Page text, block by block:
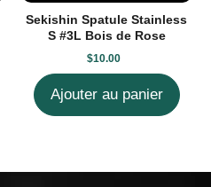
Sekishin Spatule Stainless
S #3L Bois de Rose
$10.00
Ajouter au panier